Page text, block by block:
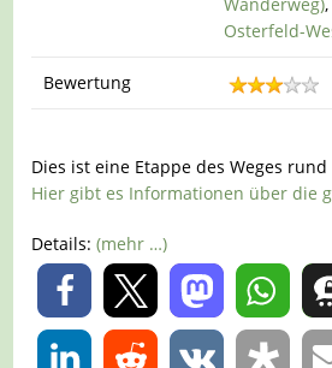
Osterfeld-
Bewertung
Dies ist eine Etappe des Weges
Hier gibt es Informationen über die
Details:(mehr …)
0